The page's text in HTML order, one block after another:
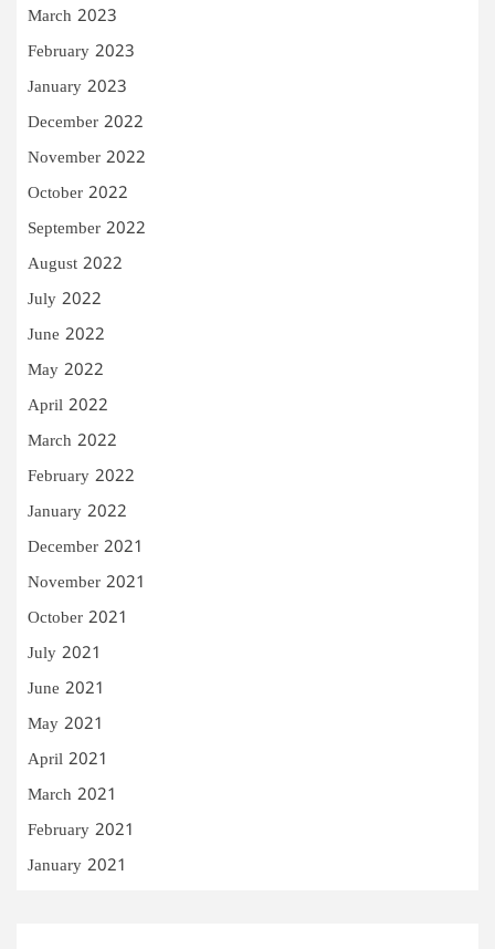
March 2023
February 2023
January 2023
December 2022
November 2022
October 2022
September 2022
August 2022
July 2022
June 2022
May 2022
April 2022
March 2022
February 2022
January 2022
December 2021
November 2021
October 2021
July 2021
June 2021
May 2021
April 2021
March 2021
February 2021
January 2021